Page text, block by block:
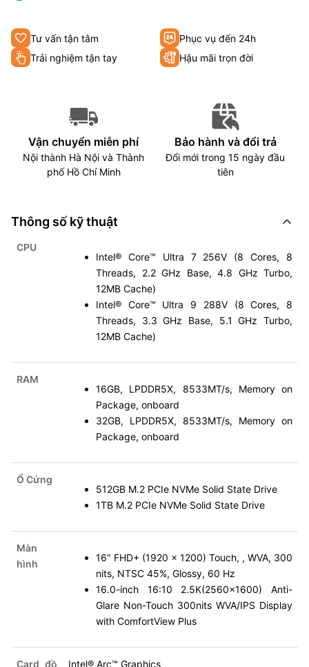
Tư vấn tận tâm
Phục vụ đến 24h
Trải nghiệm tận tay
Hậu mãi trọn đời
Vận chuyển miễn phí
Nội thành Hà Nội và Thành
phố Hồ Chí Minh
Bảo hành và đổi trả
Đổi mới trong 15 ngày đầu
tiên
Thông số kỹ thuật
CPU
Intel® Core™ Ultra 7 256V (8 Cores, 8
Threads, 2.2 GHz Base, 4.8 GHz Turbo,
12MB Cache)
Intel® Core™ Ultra 9 288V (8 Cores, 8
Threads, 3.3 GHz Base, 5.1 GHz Turbo,
12MB Cache)
RAM
16GB, LPDDR5X, 8533MT/s, Memory on
Package, onboard
32GB, LPDDR5X, 8533MT/s, Memory on
Package, onboard
Ổ Cứng
512GB M.2 PCIe NVMe Solid State Drive
1TB M.2 PCIe NVMe Solid State Drive
Màn
hình
16" FHD+ (1920 x 1200) Touch, , WVA, 300
nits, NTSC 45%, Glossy, 60 Hz
16.0-inch 16:10 2.5K(2560x1600) Anti-
Glare Non-Touch 300nits WVA/IPS Display
with ComfortView Plus
Card đồ Intel® Arc™ Graphics